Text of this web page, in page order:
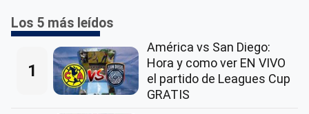
Los 5 más leídos
1
América vs San Diego:
Hora y como ver EN VIVO
el partido de Leagues Cup
GRATIS